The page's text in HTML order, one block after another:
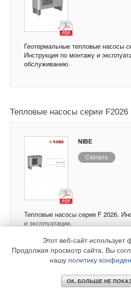
Геотермальные тепловые насосы
Инструкция по монтажу и
обслуживанию.
Тепловые насосы серии F2026
NIBE
Скачать
Тепловые насосы серии F 2026.
и эксплуатации.
Этот веб-сайт использует
Продолжая просмотр сайта, Вы
нашу политику
ОК. БОЛЬШЕ НЕ